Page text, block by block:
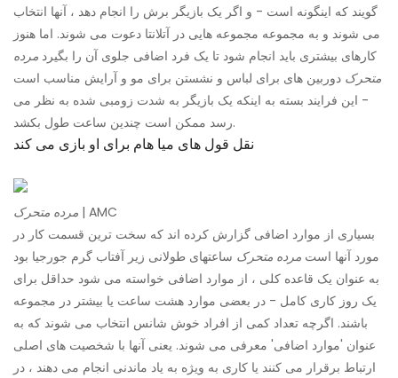
گویند که اینگونه است - و اگر یک بازیگر برش را انجام دهد ، آنها انتخاب
می شوند و به مجموعه مجموعه هایی در آتلانتا دعوت می شوند. اما هنوز
کارهای بیشتری باید انجام شود تا یک فرد اضافی جلوی آن را بگیرد مرده
متحرک دوربین های برای لباس و نشستن برای مو و آرایش مناسب است
- این فرایند بسته به اینکه یک بازیگر به شدت زومبی شده به نظر می
رسد ممکن است چندین ساعت طول بکشد.
نقل قول های میا هام برای او بازی می کند
مرده متحرک | AMC
بسیاری از موارد اضافی گزارش کرده اند که سخت ترین قسمت کار در
مورد آنها است مرده متحرک ساعتهای طولانی زیر آفتاب گرم جورجیا بود
به عنوان یک قاعده کلی ، از موارد اضافی خواسته می شود حداقل برای
یک روز کاری کامل - در بعضی موارد هشت ساعت یا بیشتر در مجموعه
باشند. اگرچه تعداد کمی از افراد خوش شانس انتخاب می شوند که به
عنوان 'موارد اضافی' معرفی می شوند. یعنی آنها با شخصیت های اصلی
ارتباط برقرار می کنند یا کاری به ویژه به یاد ماندنی انجام می دهند ، در